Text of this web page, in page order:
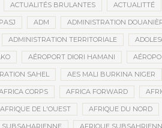
ACTUALITÉS BRULANTES ACTUALITTÉ
ADM ADMINISTRATION
ADMINISTRATION TERRITORIALE
AÉROPORT DIORI HAMANI
SAHEL AES MALI BURKINA NIGER
CORPS AFRICA FORWARD
AFRIQUE DE L'OUEST AFRIQUE DU NORD